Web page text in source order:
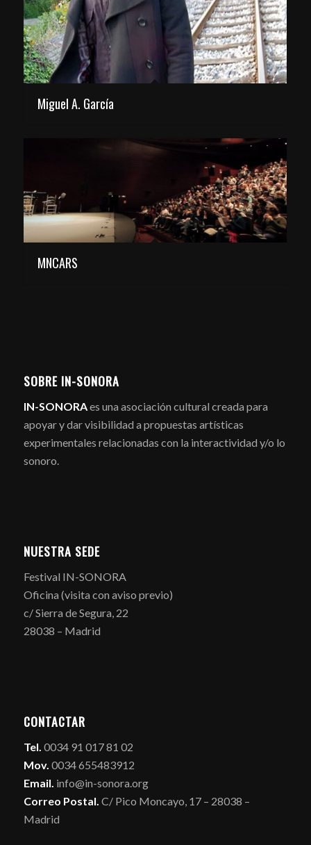
Miguel A. García
MNCARS
SOBRE IN-SONORA
IN-SONORAes una asociación cultural creada para
apoyar y dar visibilidad a propuestas artísticas
experimentales relacionadas con la interactividad y/o lo
sonoro.
NUESTRA SEDE
Festival IN-SONORA
Oficina (visita con aviso previo)
c/ Sierra de Segura, 22
28038 – Madrid
CONTACTAR
Tel. 0034 91 017 81 02
Mov. 0034 655483912
Email. info@in-sonora.org
Correo Postal. C/ Pico Moncayo, 17 – 28038 –
Madrid